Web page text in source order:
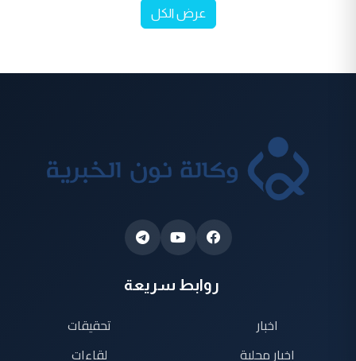
عرض الكل
روابط سريعة
اخبار
اخبار محلية
تحقيقات
لقاءات